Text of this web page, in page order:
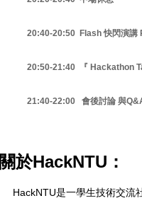
20:40-20:50 Flash 快閃演講
20:50-21:40 『 Hackathon
21:40-22:00 會後討論 與
關於HackNTU ：
HackNTU是一學生技術交流